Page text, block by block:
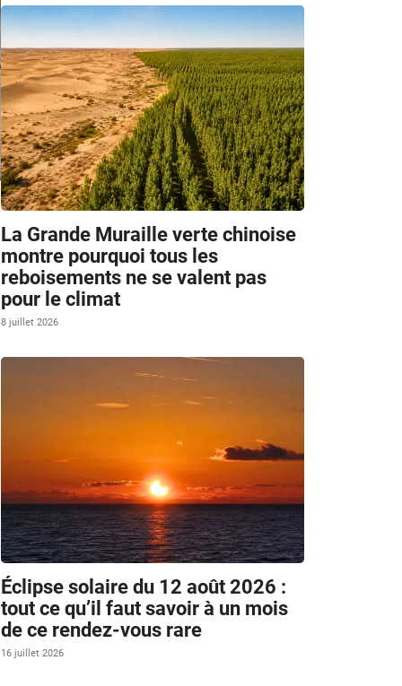
La Grande Muraille verte chinoise
montre pourquoi tous les
reboisements ne se valent pas
pour le climat
8 juillet 2026
Éclipse solaire du 12 août 2026 :
tout ce qu’il faut savoir à un mois
de ce rendez-vous rare
16 juillet 2026